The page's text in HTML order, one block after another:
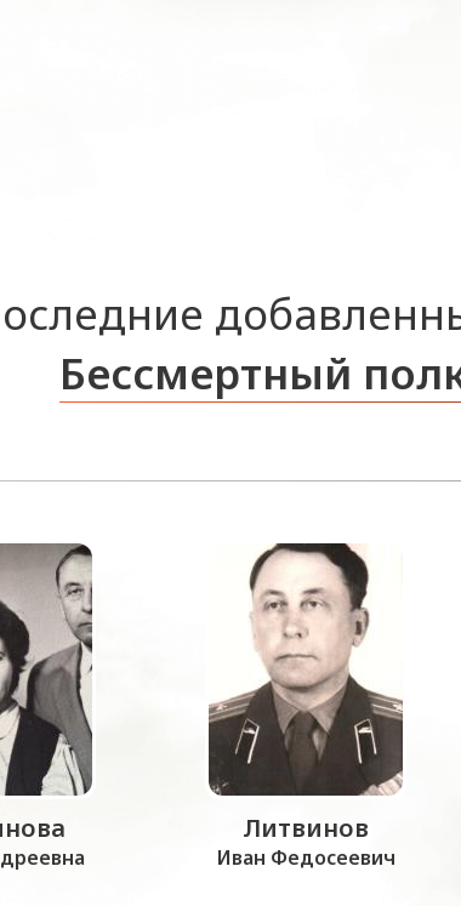
Бессмертный
Литвинов
Иван Федосеевич